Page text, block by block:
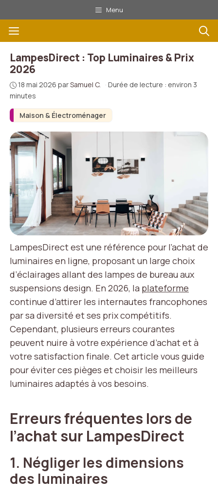
au
contenu
Menu
Menu
Maison & Électroménager
LampesDirect : Top Luminaires & Prix
2026
18 mai 2026 parSamuel C. · Durée de lecture : environ 3
minutes
LampesDirect est une référence pour l’achat de
luminaires en ligne, proposant un large choix
d’éclairages allant des lampes de bureau aux
suspensions design. En 2026, la plateforme
continue d’attirer les internautes francophones
par sa diversité et ses prix compétitifs.
Cependant, plusieurs erreurs courantes
peuvent nuire à votre expérience d’achat et à
votre satisfaction finale. Cet article vous guide
pour éviter ces pièges et choisir les meilleurs
luminaires adaptés à vos besoins.
Erreurs fréquentes lors de
l’achat sur LampesDirect
1. Négliger les dimensions
des luminaires